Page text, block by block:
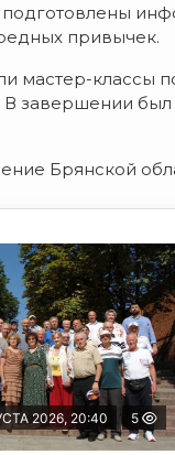
привычек.
мастер-классы
завершении
Брянской
2026, 20:40 5